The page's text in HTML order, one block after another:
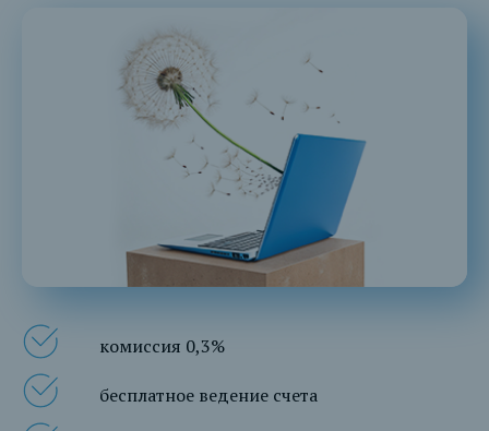
комиссия 0,3%
бесплатное ведение счета